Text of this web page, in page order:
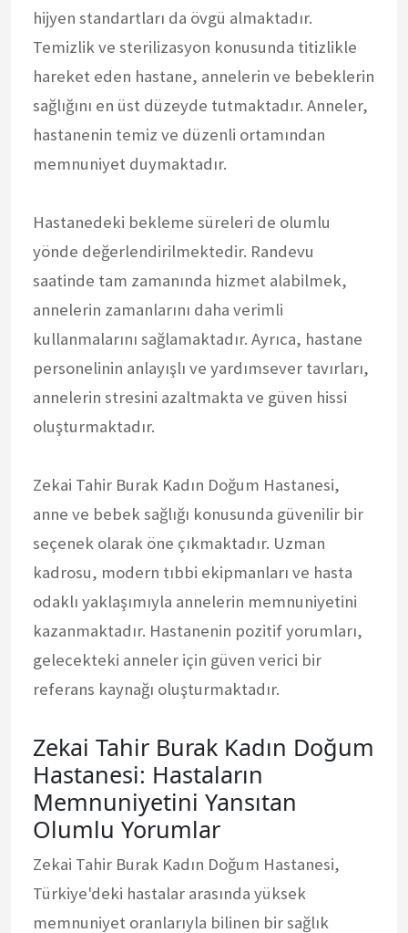
hijyen standartları da övgü almaktadır.
Temizlik ve sterilizasyon konusunda titizlikle
hareket eden hastane, annelerin ve bebeklerin
sağlığını en üst düzeyde tutmaktadır. Anneler,
hastanenin temiz ve düzenli ortamından
memnuniyet duymaktadır.
Hastanedeki bekleme süreleri de olumlu
yönde değerlendirilmektedir. Randevu
saatinde tam zamanında hizmet alabilmek,
annelerin zamanlarını daha verimli
kullanmalarını sağlamaktadır. Ayrıca, hastane
personelinin anlayışlı ve yardımsever tavırları,
annelerin stresini azaltmakta ve güven hissi
oluşturmaktadır.
Zekai Tahir Burak Kadın Doğum Hastanesi,
anne ve bebek sağlığı konusunda güvenilir bir
seçenek olarak öne çıkmaktadır. Uzman
kadrosu, modern tıbbi ekipmanları ve hasta
odaklı yaklaşımıyla annelerin memnuniyetini
kazanmaktadır. Hastanenin pozitif yorumları,
gelecekteki anneler için güven verici bir
referans kaynağı oluşturmaktadır.
Zekai Tahir Burak Kadın Doğum
Hastanesi: Hastaların
Memnuniyetini Yansıtan
Olumlu Yorumlar
Zekai Tahir Burak Kadın Doğum Hastanesi,
Türkiye'deki hastalar arasında yüksek
memnuniyet oranlarıyla bilinen bir sağlık